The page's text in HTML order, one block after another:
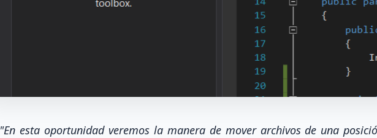
"En esta oportunidad veremos la manera de mover archivos de una